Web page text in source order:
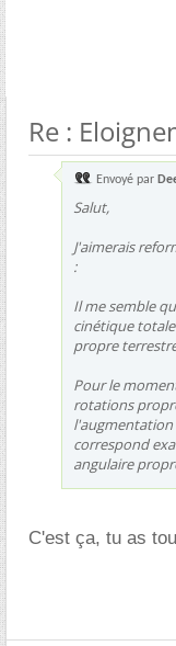
Re :
Envoyé par
Salut,
J'aimerais
:
Il me semble
cinétique
propre
Pour le
rotations
correspond
angulaire
C'est ça, tu as